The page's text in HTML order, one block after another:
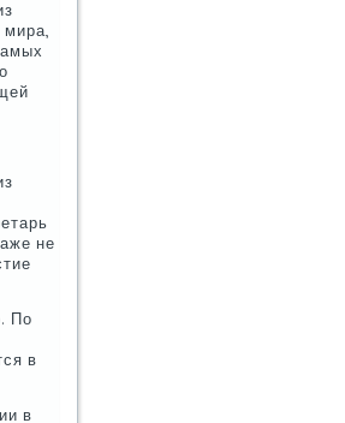
не
По
в
в